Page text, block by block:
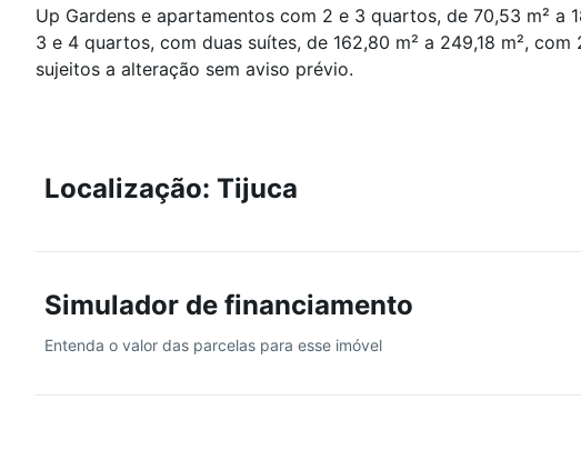
Up Gardens e apartamentos com 2 e 3 quartos, de 70,53 m² a
3 e 4 quartos, com duas suítes, de 162,80 m² a 249,18 m²,
sujeitos a alteração sem aviso prévio.
Localização: Tijuca
Simulador de financiamento
Entenda o valor das parcelas para esse imóvel